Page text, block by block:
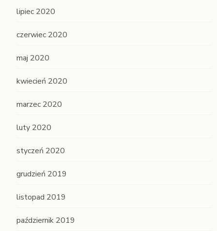
lipiec 2020
czerwiec 2020
maj 2020
kwiecień 2020
marzec 2020
luty 2020
styczeń 2020
grudzień 2019
listopad 2019
październik 2019